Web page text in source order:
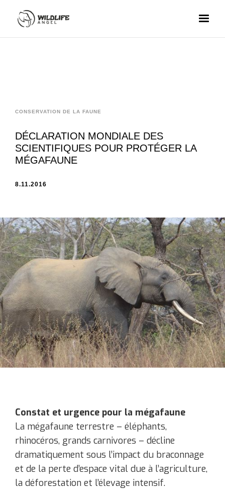
CONSERVATION DE LA FAUNE
DÉCLARATION MONDIALE DES
SCIENTIFIQUES POUR PROTÉGER LA
MÉGAFAUNE
8.11.2016
Constat et urgence pour la mégafaune
La mégafaune terrestre – éléphants,
rhinocéros, grands carnivores – décline
dramatiquement sous l’impact du braconnage
et de la perte d’espace vital due à l’agriculture,
la déforestation et l’élevage intensif.